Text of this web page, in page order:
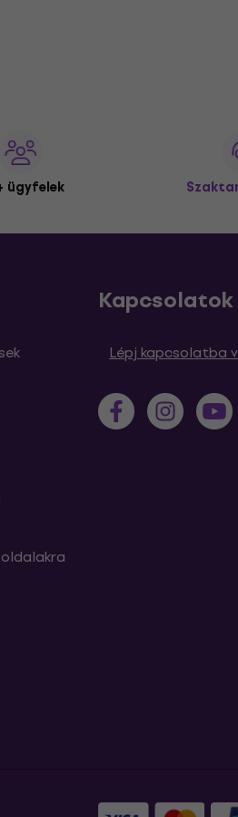
ügyfelek
Kapcsolatok
Lépj kapcsolatba